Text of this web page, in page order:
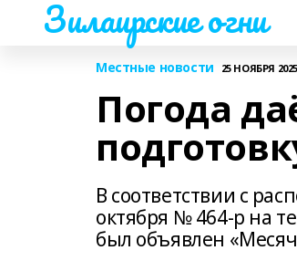
Зилаирские огни
Местные новости 25 НОЯБРЯ
Погода
В соответствии с
октября № 464-р на
был объявлен